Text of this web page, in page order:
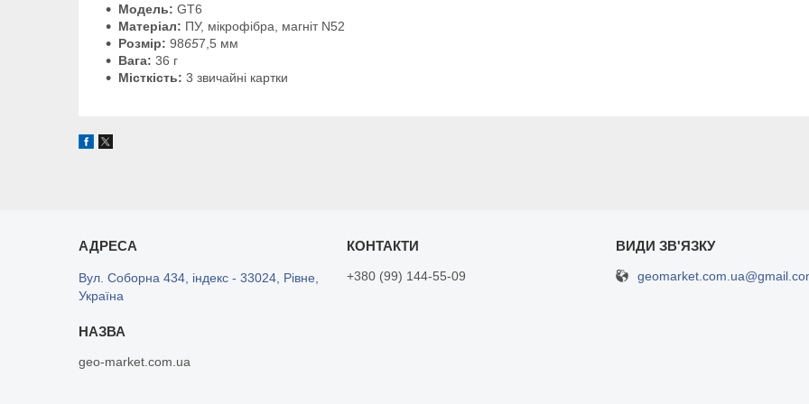
Модель: GT6
Матеріал: ПУ, мікрофібра, магніт N52
Розмір: 98657,5 мм
Вага: 36 г
Місткість: 3 звичайні картки
Вул. Соборна 434, індекс - 33024, Рівне,
Україна
geo-market.com.ua
+380 (99) 144-55-09